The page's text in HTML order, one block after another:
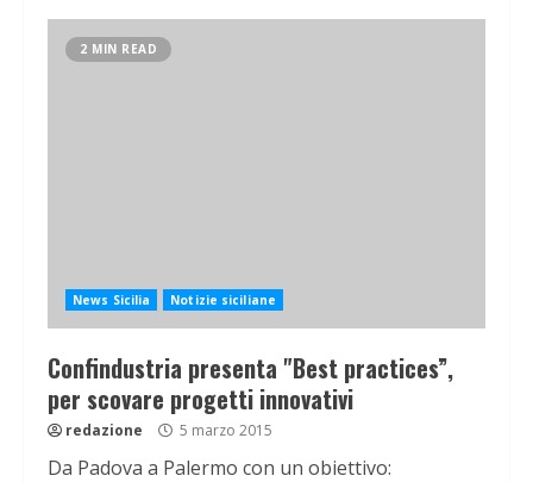
2 MIN READ
News Sicilia Notizie siciliane
Confindustria presenta "Best practices”,
per scovare progetti innovativi
redazione 5 marzo 2015
Da Padova a Palermo con un obiettivo: